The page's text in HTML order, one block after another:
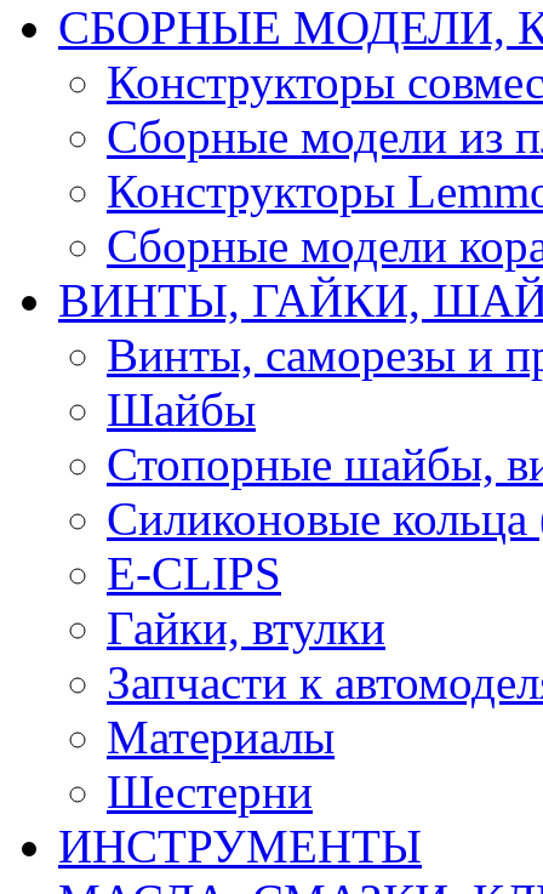
CБОРНЫЕ МОДЕЛИ,
Конструкторы
Сборные модели из
Конструкторы
Сборные модели
ВИНТЫ, ГАЙКИ,
Винты, саморезы и
Шайбы
Стопорные шайбы,
Силиконовые
E-CLIPS
Гайки, втулки
Запчасти к
Материалы
Шестерни
ИНСТРУМЕНТЫ